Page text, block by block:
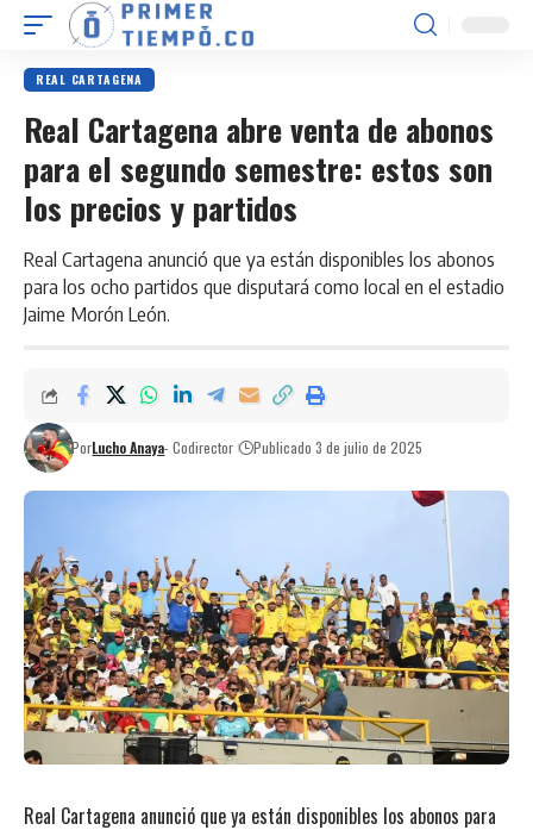
REAL CARTAGENA
Real Cartagena abre venta de abonos
para el segundo semestre: estos son
los precios y partidos
Real Cartagena anunció que ya están disponibles los abonos
para los ocho partidos que disputará como local en el estadio
Jaime Morón León.
PorLucho Anaya- Codirector Publicado 3 de julio de 2025
Real Cartagena anunció que ya están disponibles los abonos para